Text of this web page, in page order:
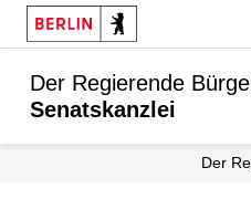
Der Regierende
Senatskanzlei
Der